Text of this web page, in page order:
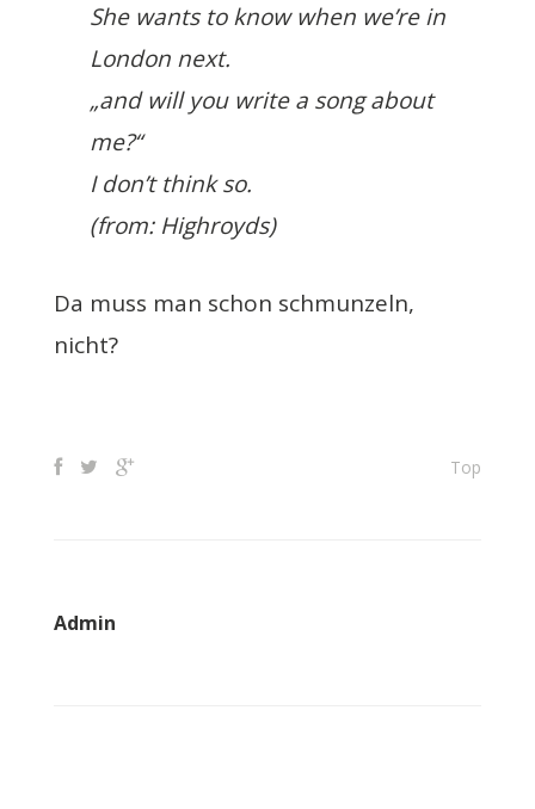
She wants to know when we’re in
London next.
„and will you write a song about
me?“
I don’t think so.
(from: Highroyds)
Da muss man schon schmunzeln,
nicht?
Top
Admin